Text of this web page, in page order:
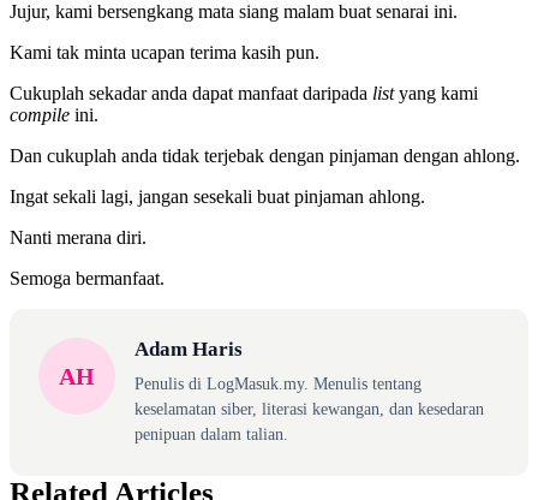
Jujur, kami bersengkang mata siang malam buat senarai ini.
Kami tak minta ucapan terima kasih pun.
Cukuplah sekadar anda dapat manfaat daripada listyang kami
compile ini.
Dan cukuplah anda tidak terjebak dengan pinjaman dengan ahlong.
Ingat sekali lagi, jangan sesekali buat pinjaman ahlong.
Nanti merana diri.
Semoga bermanfaat.
AH
Adam Haris
Penulis di LogMasuk.my. Menulis tentang
keselamatan siber, literasi kewangan, dan kesedaran
penipuan dalam talian.
Related Articles